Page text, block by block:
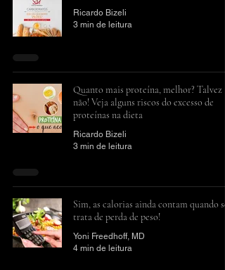
Ricardo Bizeli
3 min de leitura
Quanto mais proteína, melhor? Talvez
não! Veja alguns riscos do excesso de
proteínas na dieta
Ricardo Bizeli
3 min de leitura
Sim, as calorias ainda contam quando se
trata de perda de peso!
Yoni Freedhoff, MD
4 min de leitura